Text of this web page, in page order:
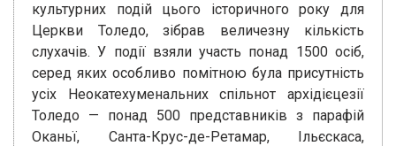
культурних подій цього історичного року для
Церкви Толедо, зібрав величезну кількість
слухачів. У події взяли участь понад 1500 осіб,
серед яких особливо помітною була присутність
усіх Неокатехуменальних спільнот архідієцезії
Толедо — понад 500 представників з парафій
Оканьї, Санта-Крус-де-Ретамар, Ільєскаса,